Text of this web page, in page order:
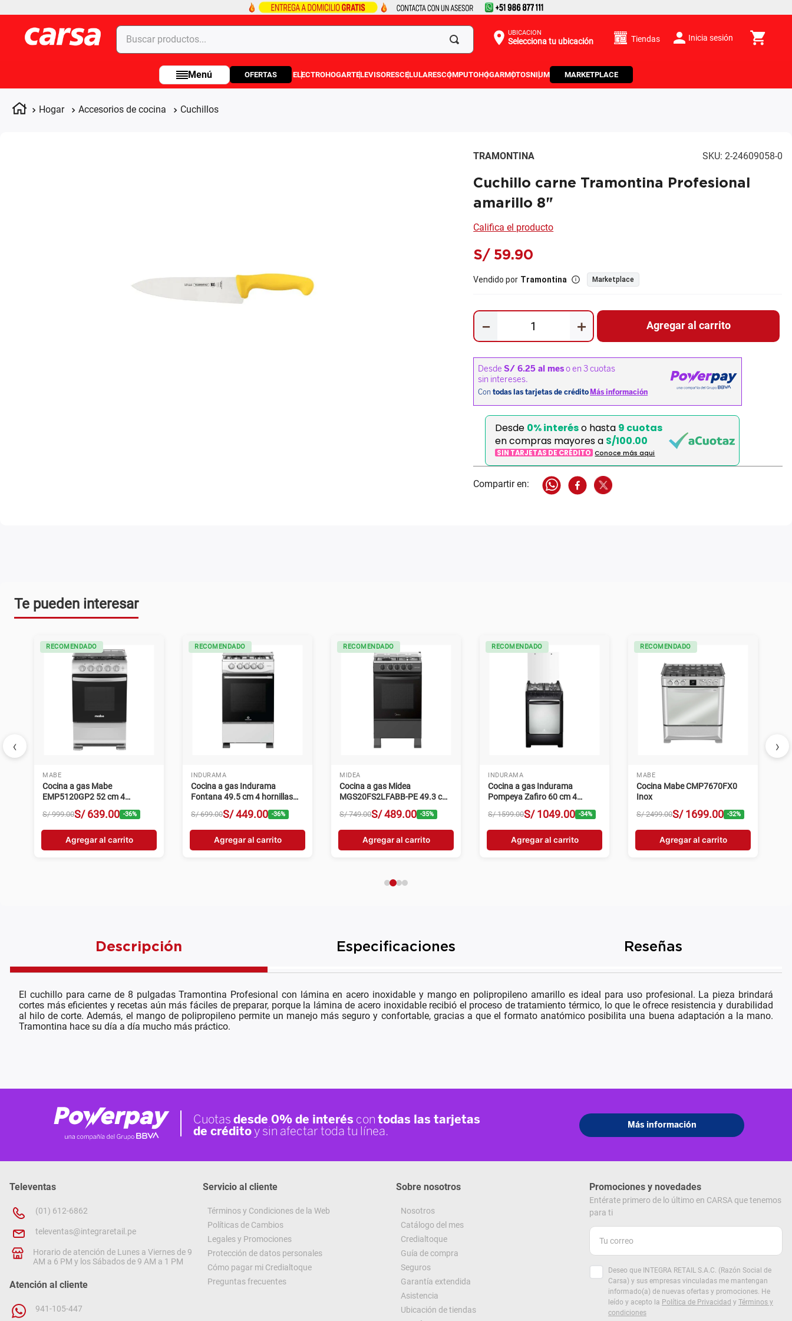
Buscar productos... UBICACIÓN
Selecciona tu ubicación Tiendas Inicia sesión
OFERTAS ELECTROHOGARTELEVISORESCELULARESCOMPUTOHOGARMOTOSNIUM MARKETPLACE
Hogar Accesorios de cocina Cuchillos
TRAMONTINA SKU: 2-24609058-0
Cuchillo carne Tramontina Profesional
amarillo 8"
Califica el producto
S/ 59.90
Vendido por Tramontina Marketplace
＋
－ Agregar al carrito
Desde 0% interéso hasta 9 cuotas
en compras mayores a S/100.00
SIN TARJETAS DE CRÉDITO Conoce más aqui
Te pueden interesar
‹
RECOMENDADO
MABE
Cocina a gas Mabe
EMP5120GP2 52 cm 4
hornillas grafito
S/ 999.00S/ 639.00 -36%
Agregar al carrito
RECOMENDADO
INDURAMA
Cocina a gas Indurama
Fontana 49.5 cm 4 hornillas
S/ 699.00S/ 449.00 -36%
Agregar al carrito
RECOMENDADO
MIDEA
Cocina a gas Midea
MGS20FS2LFABB-PE 49.3 cm
4 hornillas negro
S/ 749.00S/ 489.00 -35%
Agregar al carrito
RECOMENDADO
INDURAMA
Cocina a gas Indurama
Pompeya Zafiro 60 cm 4
hornillas negro
S/ 1599.00S/ 1049.00 -34%
Agregar al carrito
RECOMENDADO
MABE
Cocina Mabe CMP7670FX0
Inox
S/ 2499.00S/ 1699.00 -32%
Agregar al carrito
›
Descripción Especificaciones Reseñas
El cuchillo para carne de 8 pulgadas Tramontina Profesional con lámina en acero inoxidable y mango en polipropileno amarillo es ideal para uso profesional. La pieza brindará
cortes más eficientes y recetas aún más fáciles de preparar, porque la lámina de acero inoxidable recibió el proceso de tratamiento térmico, lo que le ofrece resistencia y durabilidad
al hilo de corte. Además, el mango de polipropileno permite un manejo más seguro y confortable, gracias a que el formato anatómico posibilita una buena adaptación a la mano.
Tramontina hace su día a día mucho más práctico.
Televentas
(01) 612-6862
televentas@integraretail.pe
Horario de atención de Lunes a Viernes de 9
AM a 6 PM y los Sábados de 9 AM a 1 PM
Atención al cliente
941-105-447
Servicio al cliente
Términos y Condiciones de la Web
Políticas de Cambios
Legales y Promociones
Protección de datos personales
Cómo pagar mi Credialtoque
Preguntas frecuentes
Sobre nosotros
Nosotros
Catálogo del mes
Credialtoque
Guía de compra
Seguros
Garantía extendida
Asistencia
Ubicación de tiendas
Promociones y novedades
Entérate primero de lo último en CARSA que tenemos
para ti
Deseo que INTEGRA RETAIL S.A.C. (Razón Social de
Carsa) y sus empresas vinculadas me mantengan
informado(a) de nuevas ofertas y promociones. He
leído y acepto la Política de Privacidad y Términos y
condiciones
Términos más buscados